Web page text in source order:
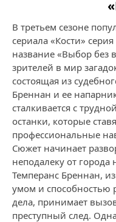
В третьем сезоне
сериала «Кости»
название «Выбор без
зрителей в мир
состоящая из
Бреннан и ее
сталкивается с
останки, которые
профессиональные
Сюжет начинает
неподалеку от города
Темперанс Бреннан,
умом и способностью
дела, принимает
преступный след.